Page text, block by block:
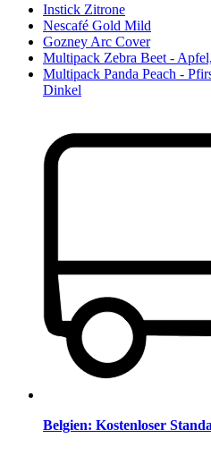
Instick Zitrone
Nescafé Gold Mild
Gozney Arc Cover
Multipack Zebra Beet -
Multipack Panda Peach -
Dinkel
Belgien: Kostenloser